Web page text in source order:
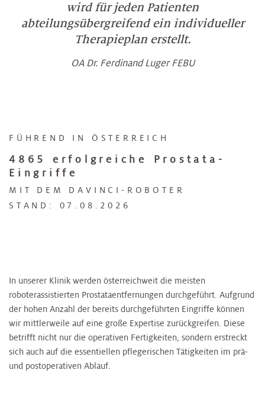
wird für jeden Patienten
abteilungsübergreifend ein individueller
Therapieplan erstellt.
OA Dr. Ferdinand Luger FEBU
FÜHREND IN ÖSTERREICH
4865 erfolgreiche Prostata-
Eingriffe
MIT DEM DAVINCI-ROBOTER
STAND: 07.08.2026
In unserer Klinik werden österreichweit die meisten
roboterassistierten Prostataentfernungen durchgeführt. Aufgrund
der hohen Anzahl der bereits durchgeführten Eingriffe können
wir mittlerweile auf eine große Expertise zurückgreifen. Diese
betrifft nicht nur die operativen Fertigkeiten, sondern erstreckt
sich auch auf die essentiellen pflegerischen Tätigkeiten im prä-
und postoperativen Ablauf.